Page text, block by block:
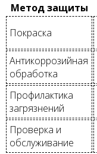
Метод защиты
Покраска
Антикоррозийная
обработка
Профилактика
загрязнений
Проверка и
обслуживание